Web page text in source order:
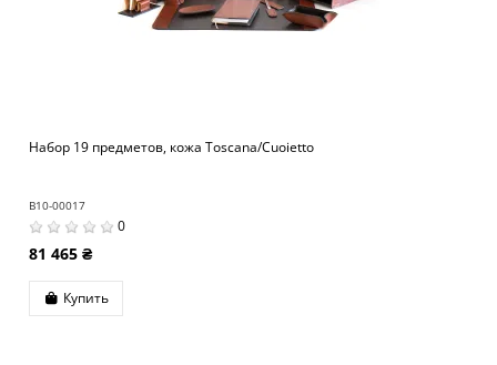
Набор 19 предметов, кожа Toscana/Cuoietto
B10-00017
0
81 465 ₴
Купить